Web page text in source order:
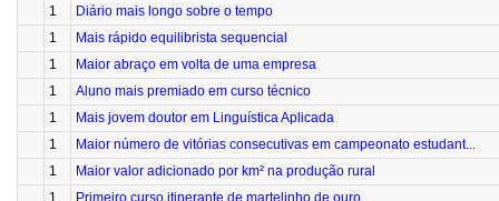
1
Diário mais longo sobre o tempo
1
Mais rápido equilibrista sequencial
1
Maior abraço em volta de uma empresa
1
Aluno mais premiado em curso técnico
1
Mais jovem doutor em Linguística Aplicada
1
Maior número de vitórias consecutivas em campeonato estudant...
1
Maior valor adicionado por km² na produção rural